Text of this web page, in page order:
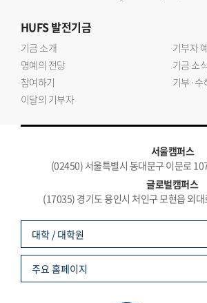
HUFS발전기금
기금 소개
기부자
명예의 전당
기금 소식
참여하기
기부·수
이달의 기부자
서울캠퍼스
(02450) 서울특별시 동대문구 이문로
글로벌캠퍼스
(17035) 경기도 용인시 처인구 모현읍 외
대학 / 대학원
주요 홈페이지